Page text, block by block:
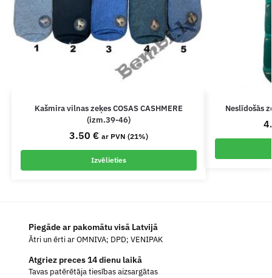
Kašmira vilnas zeķes COSAS CASHMERE
(izm.39-46)
3.50 € ar PVN (21%)
Izvēlieties
Neslīdošās
Piegāde ar pakomātu visā Latvijā
Ātri un ērti ar OMNIVA; DPD; VENIPAK
Atgriez preces 14 dienu laikā
Tavas patērētāja tiesības aizsargātas